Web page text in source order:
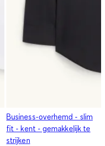
Business-overhemd - slim
fit - kent - gemakkelijk te
strijken